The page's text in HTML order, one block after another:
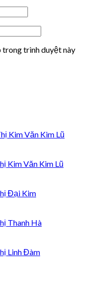
trong trình duyệt này
Kim Văn Kim Lũ
Kim Văn Kim Lũ
Đại Kim
Thanh Hà
Linh Đàm